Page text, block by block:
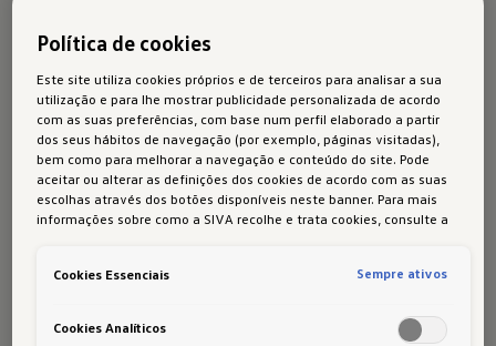
com recurso a um software especial que se
produção com recurso a energia intensiva, como
a produção das células de bateria, utilizamos
dados concretos dos respetivos fornecedores
em vez de valores médios para o ID.3*. Esta
abordagem é designada por avaliação específica
exatamente o impacto que as medidas por nós
CO2 que tem de ser compensada. Os resultados
Política de cookies
Este site utiliza cookies próprios e de terceiros para analisar a sua
utilização e para lhe mostrar publicidade personalizada de acordo
com as suas preferências, com base num perfil elaborado a partir
dos seus hábitos de navegação (por exemplo, páginas visitadas),
bem como para melhorar a navegação e conteúdo do site. Pode
aceitar ou alterar as definições dos cookies de acordo com as suas
escolhas através dos botões disponíveis neste banner. Para mais
informações sobre como a SIVA recolhe e trata cookies, consulte a
Cookies Essenciais Sempre ativos
Cookies Analíticos